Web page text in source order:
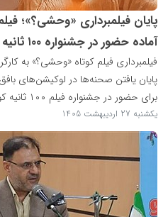
پایان فیلمبرداری «وحشی؟»؛
آماده حضور در جشنواره ۱۰۰ ثانیه تهران می‌شود
فیلمبرداری فیلم کوتاه «وحشی؟» به
پایان یافتن صحنه‌ها در لوکیشن‌های
برای حضور در جشنواره فیلم ۱۰۰ ثانیه کوتاه تهران با موضوع «برای وطن»...
یکشنبه 27 اردیبهشت 1405